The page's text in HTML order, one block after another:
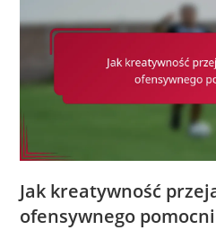
Jak kreatywność
ofensywnego